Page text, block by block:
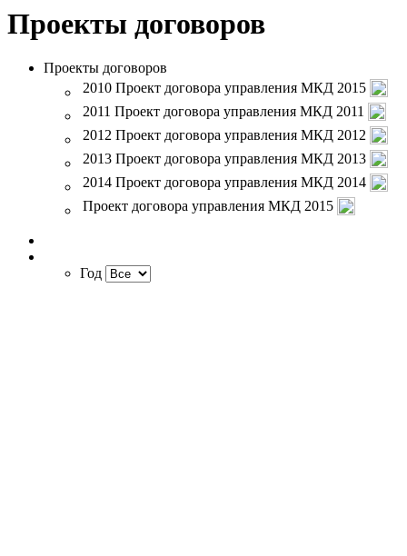
Проекты договоров
Проекты договоров
2010 Проект договора управления МКД 2015
2011 Проект договора управления МКД 2011
2012 Проект договора управления МКД 2012
2013 Проект договора управления МКД 2013
2014 Проект договора управления МКД 2014
Проект договора управления МКД 2015
Год